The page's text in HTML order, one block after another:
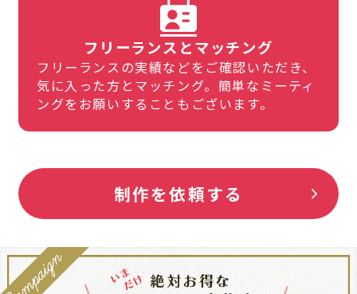
フリーランスとマッチング
フリーランスの実績などをご確認いただき、
気に入った方とマッチング。簡単なミーティ
ングをお願いすることもございます。
制作を依頼する